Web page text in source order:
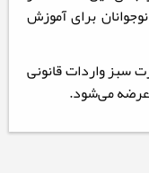
برای آموزش
با کارت سبز واردات قانونی